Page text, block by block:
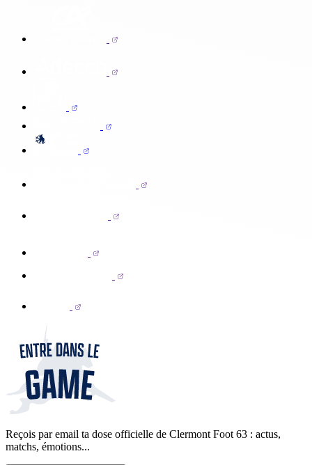
Reçois par email ta dose officielle de Clermont Foot 63 : actus,
matchs, émotions...